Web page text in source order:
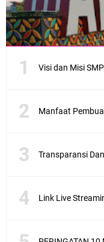
Visi dan Misi